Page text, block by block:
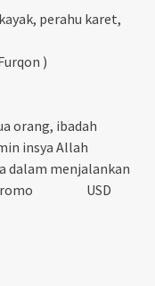
perahu karet,
)
orang, ibadah
jamin insya Allah
dalam menjalankan
promo USD